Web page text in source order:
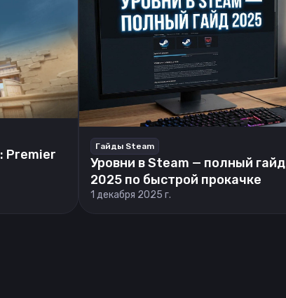
Premier
Гайды Steam
Уровни в Steam — полный гайд
2025 по быстрой прокачке
1 декабря 2025 г.